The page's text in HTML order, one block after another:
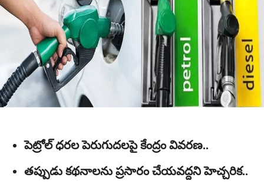
పెట్రోల్ ధరల పెరుగుదలపై కేంద్రం వివరణ..
తప్పుడు కథనాలను ప్రసారం చేయవద్దని హెచ్చరిక..